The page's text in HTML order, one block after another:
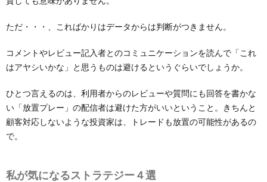
ただ・・・、こればかりはデータからは判断がつきません。
コメントやレビュー記入者とのコミュニケーションを読んで「これ
はアヤシいかな」と思うものは避けるというぐらいでしょうか。
ひとつ言えるのは、利用者からのレビューや質問にも回答を書かな
い「放置プレー」の配信者は避けた方がいいということ。きちんと
顧客対応しないような投資家は、トレードも放置の可能性があるの
で。
私が気になるストラテジー４選